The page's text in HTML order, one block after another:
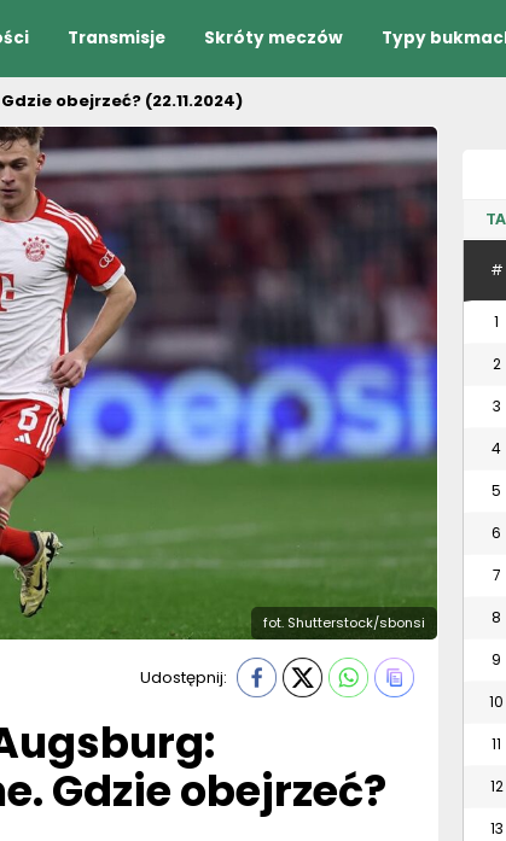
Transmisje Skróty meczów Typy
obejrzeć? (22.11.2024)
fot. Shutterstock/sbonsi
Udostępnij:
Gdzie obejrzeć?
#
1
2
3
4
5
6
7
8
9
10
11
12
13